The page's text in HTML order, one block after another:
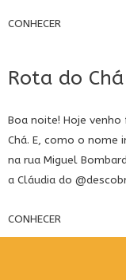
CONHECER
Rota do Chá
Boa noite! Hoje
Chá. E, como o nome
na rua Miguel
a Cláudia do
CONHECER